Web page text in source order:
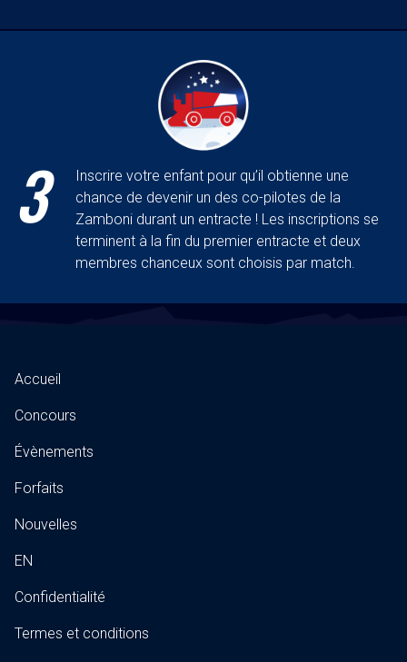
3
Inscrire votre enfant pour qu’il obtienne une
chance de devenir un des co-pilotes de la
Zamboni durant un entracte ! Les inscriptions se
terminent à la fin du premier entracte et deux
membres chanceux sont choisis par match.
Accueil
Concours
Évènements
Forfaits
Nouvelles
EN
Confidentialité
Termes et conditions